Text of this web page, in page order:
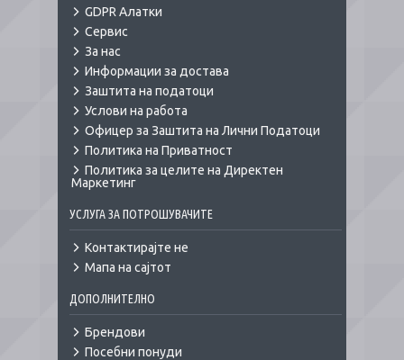
GDPR Алатки
Сервис
За нас
Информации за достава
Заштита на податоци
Услови на работа
Офицер за Заштита на Лични Податоци
Политика на Приватност
Политика за целите на Директен
Маркетинг
УСЛУГА ЗА ПОТРОШУВАЧИТЕ
Контактирајте не
Мапа на сајтот
ДОПОЛНИТЕЛНО
Брендови
Посебни понуди